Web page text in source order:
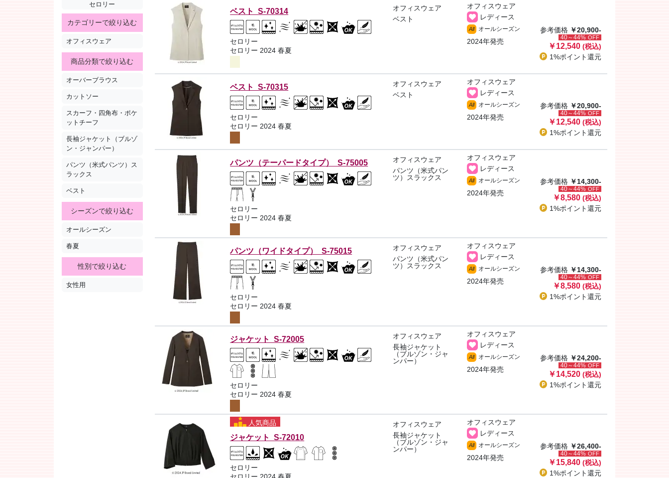
セロリー
カテゴリーで絞り込む
オフィスウェア
商品分類で絞り込む
オーバーブラウス
カットソー
スカーフ・四角布・ポケ
ットチーフ
長袖ジャケット（ブルゾ
ン・ジャンパー）
パンツ（米式パンツ）ス
ラックス
ベスト
シーズンで絞り込む
オールシーズン
春夏
性別で絞り込む
女性用
ベスト S-70314
セロリー
セロリー 2024 春夏
オフィスウェア
ベスト
オフィスウェア
レディース
All オールシーズン
2024年発売
参考価格 ￥20,900-
40～44% OFF
￥12,540 (税込)
1%ポイント還元
ベスト S-70315
セロリー
セロリー 2024 春夏
オフィスウェア
ベスト
オフィスウェア
レディース
All オールシーズン
2024年発売
参考価格 ￥20,900-
40～44% OFF
￥12,540 (税込)
1%ポイント還元
パンツ（テーパードタイプ） S-75005
セロリー
セロリー 2024 春夏
オフィスウェア
パンツ（米式パン
ツ）スラックス
オフィスウェア
レディース
All オールシーズン
2024年発売
参考価格 ￥14,300-
40～44% OFF
￥8,580 (税込)
1%ポイント還元
パンツ（ワイドタイプ） S-75015
セロリー
セロリー 2024 春夏
オフィスウェア
パンツ（米式パン
ツ）スラックス
オフィスウェア
レディース
All オールシーズン
2024年発売
参考価格 ￥14,300-
40～44% OFF
￥8,580 (税込)
1%ポイント還元
ジャケット S-72005
セロリー
セロリー 2024 春夏
オフィスウェア
長袖ジャケット
（ブルゾン・ジャ
ンパー）
オフィスウェア
レディース
All オールシーズン
2024年発売
参考価格 ￥24,200-
40～44% OFF
￥14,520 (税込)
1%ポイント還元
人気商品
ジャケット S-72010
セロリー
オフィスウェア
長袖ジャケット
（ブルゾン・ジャ
ンパー）
オフィスウェア
レディース
All オールシーズン
2024年発売
参考価格 ￥26,400-
40～44% OFF
￥15,840 (税込)
1%ポイント還元